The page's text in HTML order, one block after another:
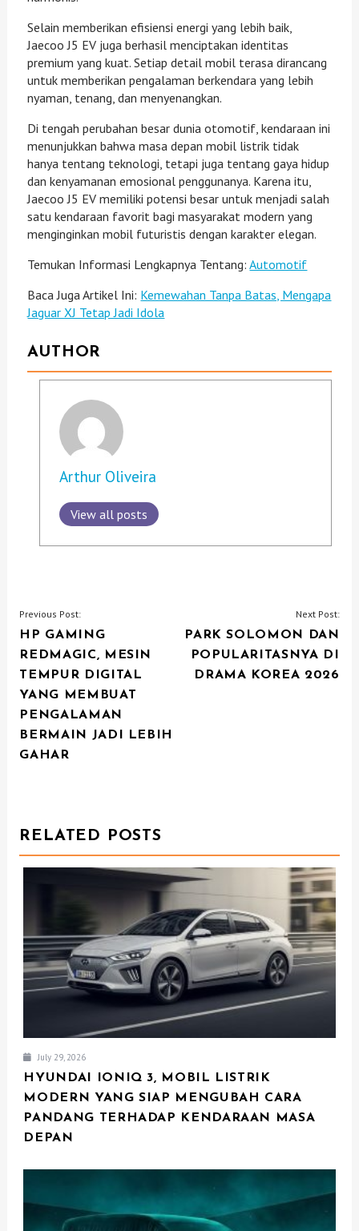
Selain memberikan efisiensi energi yang lebih baik,
Jaecoo J5 EV juga berhasil menciptakan identitas
premium yang kuat. Setiap detail mobil terasa dirancang
untuk memberikan pengalaman berkendara yang lebih
nyaman, tenang, dan menyenangkan.
Di tengah perubahan besar dunia otomotif, kendaraan ini
menunjukkan bahwa masa depan mobil listrik tidak
hanya tentang teknologi, tetapi juga tentang gaya hidup
dan kenyamanan emosional penggunanya. Karena itu,
Jaecoo J5 EV memiliki potensi besar untuk menjadi salah
satu kendaraan favorit bagi masyarakat modern yang
menginginkan mobil futuristis dengan karakter elegan.
Temukan Informasi Lengkapnya Tentang:Automotif
Baca Juga Artikel Ini: Kemewahan Tanpa Batas, Mengapa
Jaguar XJ Tetap Jadi Idola
AUTHOR
Arthur Oliveira
View all posts
P
O
S
T
N
A
A
T
N
Previous Post:
HP GAMING
REDMAGIC, MESIN
TEMPUR DIGITAL
YANG MEMBUAT
PENGALAMAN
BERMAIN JADI LEBIH
GAHAR
Next Post:
PARK SOLOMON DAN
POPULARITASNYA DI
DRAMA KOREA 2026
RELATED POSTS
July 29, 2026
HYUNDAI IONIQ 3, MOBIL LISTRIK
MODERN YANG SIAP MENGUBAH CARA
PANDANG TERHADAP KENDARAAN MASA
DEPAN